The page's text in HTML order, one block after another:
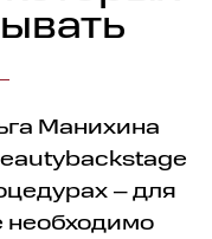
Манихина
– для
необходимо